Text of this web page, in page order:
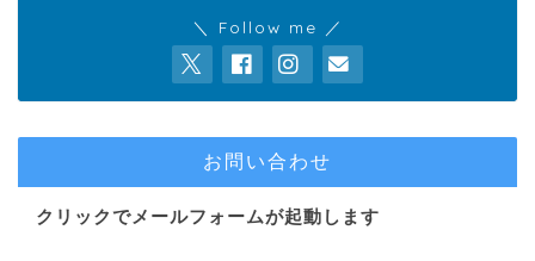
＼ Follow me ／
お問い合わせ
クリックでメールフォームが起動します